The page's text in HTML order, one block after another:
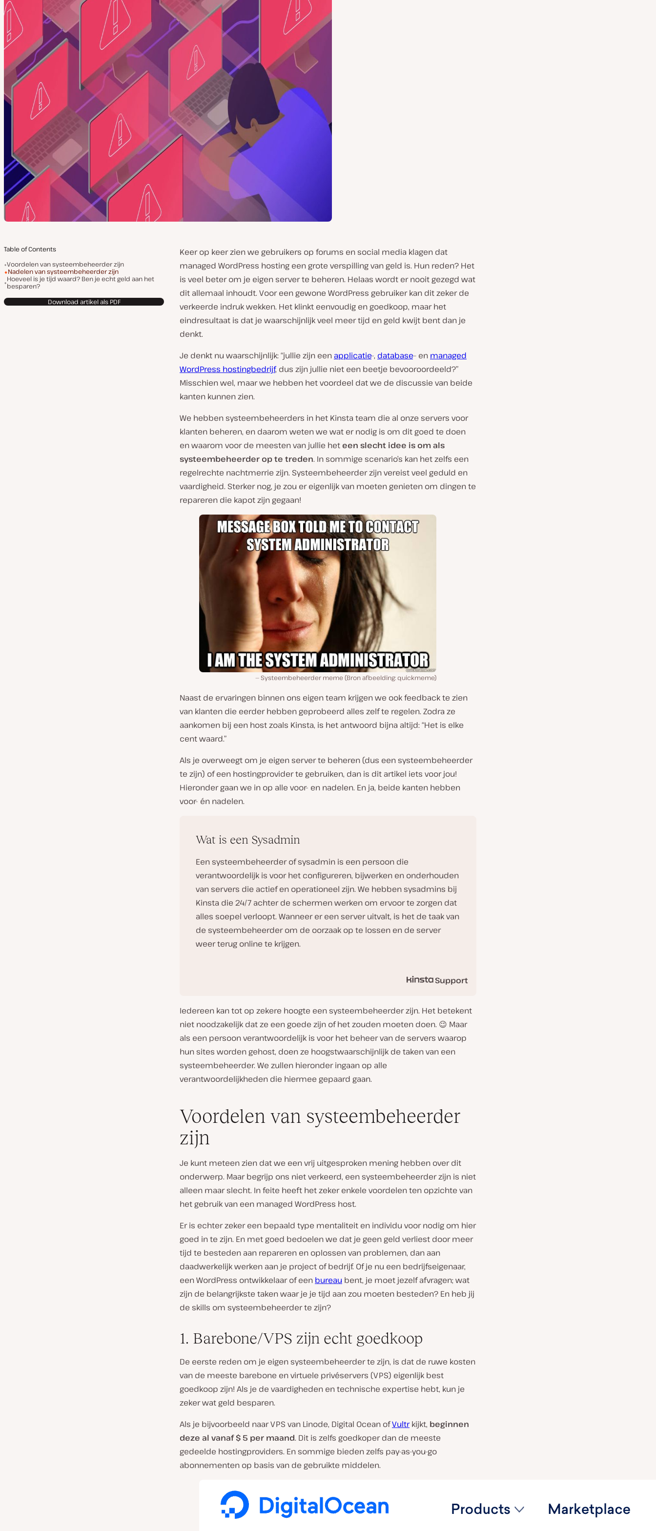
Table of Contents
Voordelen van systeembeheerder zijn
Nadelen van systeembeheerder zijn
Hoeveel is je tijd waard? Ben je echt geld aan het
besparen?
Download artikel als PDF
Keer op keer zien we gebruikers op forums en social media klagen dat
managed WordPress hosting een grote verspilling van geld is. Hun reden? Het
is veel beter om je eigen server te beheren. Helaas wordt er nooit gezegd wat
dit allemaal inhoudt. Voor een gewone WordPress gebruiker kan dit zeker de
verkeerde indruk wekken. Het klinkt eenvoudig en goedkoop, maar het
eindresultaat is dat je waarschijnlijk veel meer tijd en geld kwijt bent dan je
denkt.
Je denkt nu waarschijnlijk: “jullie zijn een applicatie-, database– en managed
WordPress hostingbedrijf, dus zijn jullie niet een beetje bevooroordeeld?”
Misschien wel, maar we hebben het voordeel dat we de discussie van beide
kanten kunnen zien.
We hebben systeembeheerders in het Kinsta team die al onze servers voor
klanten beheren, en daarom weten we wat er nodig is om dit goed te doen
en waarom voor de meesten van jullie het een slecht idee is om als
systeembeheerder op te treden. In sommige scenario’s kan het zelfs een
regelrechte nachtmerrie zijn. Systeembeheerder zijn vereist veel geduld en
vaardigheid. Sterker nog, je zou er eigenlijk van moeten genieten om dingen te
repareren die kapot zijn gegaan!
Systeembeheerder meme (Bron afbeelding: quickmeme)
Naast de ervaringen binnen ons eigen team krijgen we ook feedback te zien
van klanten die eerder hebben geprobeerd alles zelf te regelen. Zodra ze
aankomen bij een host zoals Kinsta, is het antwoord bijna altijd: “Het is elke
cent waard.”
Als je overweegt om je eigen server te beheren (dus een systeembeheerder
te zijn) of een hostingprovider te gebruiken, dan is dit artikel iets voor jou!
Hieronder gaan we in op alle voor- en nadelen. En ja, beide kanten hebben
voor- én nadelen.
Wat is een Sysadmin
Een systeembeheerder of sysadmin is een persoon die
verantwoordelijk is voor het configureren, bijwerken en onderhouden
van servers die actief en operationeel zijn. We hebben sysadmins bij
Kinsta die 24/7 achter de schermen werken om ervoor te zorgen dat
alles soepel verloopt. Wanneer er een server uitvalt, is het de taak van
de systeembeheerder om de oorzaak op te lossen en de server
weer terug online te krijgen.
Support
Iedereen kan tot op zekere hoogte een systeembeheerder zijn. Het betekent
niet noodzakelijk dat ze een goede zijn of het zouden moeten doen. 😉 Maar
als een persoon verantwoordelijk is voor het beheer van de servers waarop
hun sites worden gehost, doen ze hoogstwaarschijnlijk de taken van een
systeembeheerder. We zullen hieronder ingaan op alle
verantwoordelijkheden die hiermee gepaard gaan.
Voordelen van systeembeheerder
zijn
Je kunt meteen zien dat we een vrij uitgesproken mening hebben over dit
onderwerp. Maar begrijp ons niet verkeerd, een systeembeheerder zijn is niet
alleen maar slecht. In feite heeft het zeker enkele voordelen ten opzichte van
het gebruik van een managed WordPress host.
Er is echter zeker een bepaald type mentaliteit en individu voor nodig om hier
goed in te zijn. En met goed bedoelen we dat je geen geld verliest door meer
tijd te besteden aan repareren en oplossen van problemen, dan aan
daadwerkelijk werken aan je project of bedrijf. Of je nu een bedrijfseigenaar,
een WordPress ontwikkelaar of een bureau bent, je moet jezelf afvragen; wat
zijn de belangrijkste taken waar je je tijd aan zou moeten besteden? En heb jij
de skills om systeembeheerder te zijn?
1. Barebone/VPS zijn echt goedkoop
De eerste reden om je eigen systeembeheerder te zijn, is dat de ruwe kosten
van de meeste barebone en virtuele privéservers (VPS) eigenlijk best
goedkoop zijn! Als je de vaardigheden en technische expertise hebt, kun je
zeker wat geld besparen.
Als je bijvoorbeeld naar VPS van Linode, Digital Ocean ofVultrkijkt, beginnen
deze al vanaf $ 5 per maand. Dit is zelfs goedkoper dan de meeste
gedeelde hostingproviders. En sommige bieden zelfs pay-as-you-go
abonnementen op basis van de gebruikte middelen.